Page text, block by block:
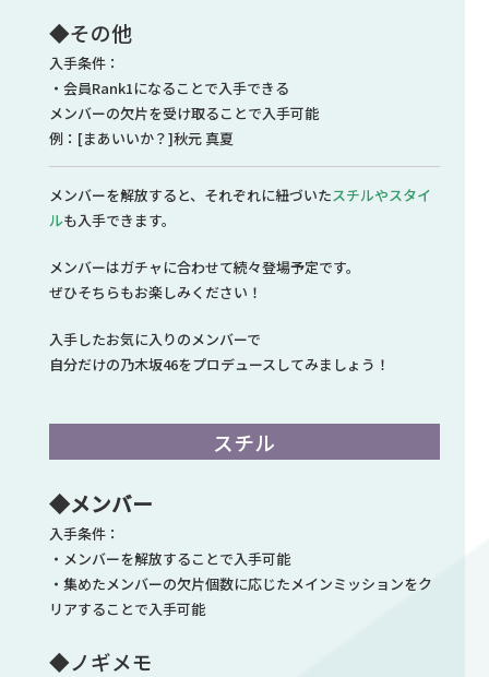
◆その他
入手条件：
・会員Rank1になることで入手できる
メンバーの欠片を受け取ることで入手可能
例：[まあいいか？]秋元 真夏
メンバーを解放すると、それぞれに紐づいたスチルやスタイ
ルも入手できます。
メンバーはガチャに合わせて続々登場予定です。
ぜひそちらもお楽しみください！
入手したお気に入りのメンバーで
自分だけの乃木坂46をプロデュースしてみましょう！
スチル
◆メンバー
入手条件：
・メンバーを解放することで入手可能
・集めたメンバーの欠片個数に応じたメインミッションをク
リアすることで入手可能
◆ノギメモ